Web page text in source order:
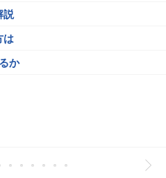
説
は
か